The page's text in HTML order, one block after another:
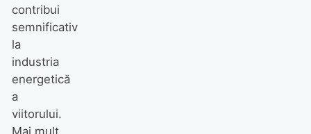
contribui
semnificativ
la
industria
energetică
a
viitorului.
Mai mult